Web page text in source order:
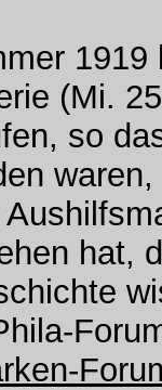
1919
(Mi.
so
hat,